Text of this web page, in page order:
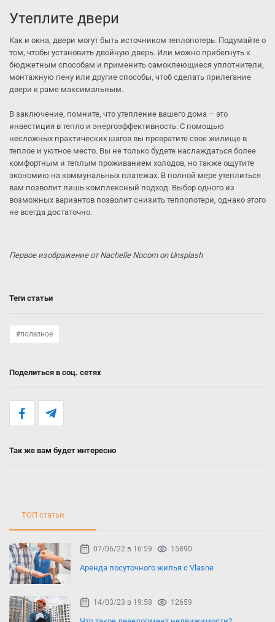
Утеплите двери
Как и окна, двери могут быть источником теплопотерь. Подумайте о
том, чтобы установить двойную дверь. Или можно прибегнуть к
бюджетным способам и применить самоклеющиеся уплотнители,
монтажную пену или другие способы, чтоб сделать прилегание
двери к раме максимальным.
В заключение, помните, что утепление вашего дома – это
инвестиция в тепло и энергоэффективность. С помощью
несложных практических шагов вы превратите свое жилище в
теплое и уютное место. Вы не только будете наслаждаться более
комфортным и теплым проживанием холодов, но также ощутите
экономию на коммунальных платежах. В полной мере утеплиться
вам позволит лишь комплексный подход. Выбор одного из
возможных вариантов позволит снизить теплопотери, однако этого
не всегда достаточно.
Первое изображение от Nachelle Nocom on Unsplash
Теги статьи
#полезное
Поделиться в соц. сетях
Так же вам будет интересно
ТОП статьи
07/06/22 в 16:59 15890
Аренда посуточного жилья с Vlasne
14/03/23 в 19:58 12659